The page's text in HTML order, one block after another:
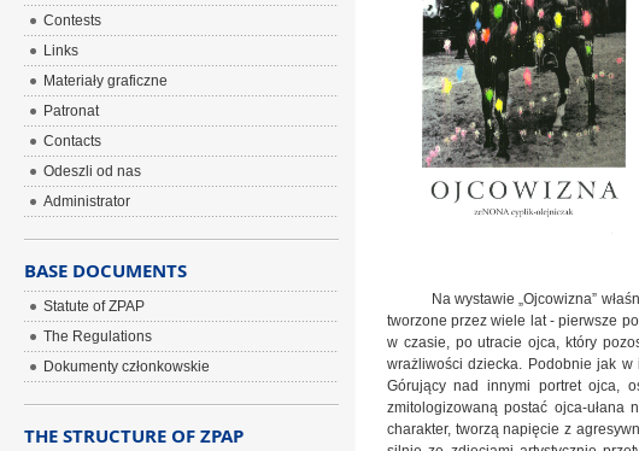
Na wystawie „Ojcowizna”
tworzone przez wiele lat - pierwsze
w czasie, po utracie ojca, który
wrażliwości dziecka. Podobnie jak
Górujący nad innymi portret ojca,
zmitologizowaną postać ojca-
charakter, tworzą napięcie z
Contests
Links
Materiały graficzne
Patronat
Contacts
Odeszli od nas
Administrator
BASE DOCUMENTS
Statute of ZPAP
The Regulations
Dokumenty członkowskie
THE STRUCTURE OF ZPAP